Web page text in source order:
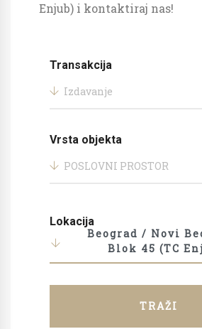
Enjub) i kontaktiraj nas!
Transakcija
Izdavanje
Vrsta objekta
POSLOVNI PROSTOR
Lokacija
Beograd / Novi
Blok 45 (TC
TRAŽI